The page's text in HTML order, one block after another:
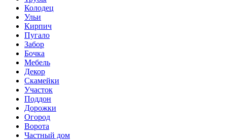
Колодец
Ульи
Кирпич
Пугало
Забор
Бочка
Мебель
Декор
Скамейки
Участок
Поддон
Дорожки
Огород
Ворота
Частный дом